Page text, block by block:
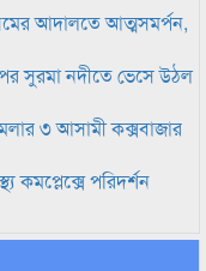
আদালতে আত্মসমর্পন,
সুরমা নদীতে ভেসে উঠল
৩ আসামী কক্সবাজার
কমপ্লেক্সে পরিদর্শন